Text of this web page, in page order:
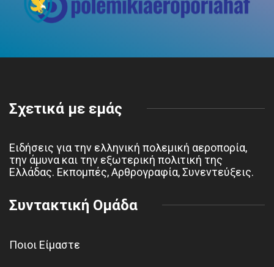
Σχετικά με εμάς
Ειδήσεις για την ελληνική πολεμική αεροπορία,
την άμυνα και την εξωτερική πολιτική της
Ελλάδας. Εκπομπές, Αρθρογραφία, Συνεντεύξεις.
Συντακτική Ομάδα
Ποιοι Είμαστε